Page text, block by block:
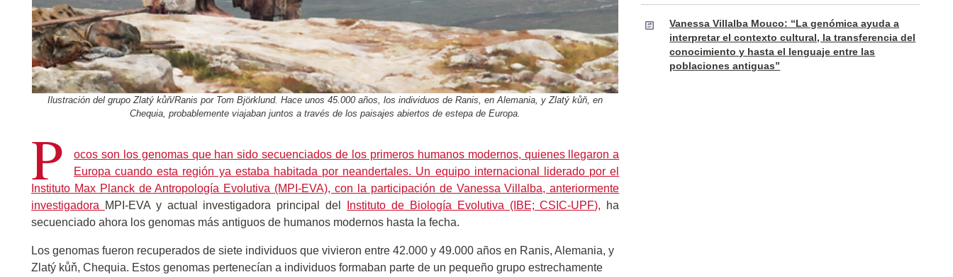
Ilustración del grupo Zlatý kůň/Ranis por Tom Björklund. Hace unos 45.000 años, los individuos de Ranis, en Alemania, y Zlatý kůň, en
Chequia, probablemente viajaban juntos a través de los paisajes abiertos de estepa de Europa.
P
ocos son los genomas que han sido secuenciados de los primeros humanos modernos, quienes llegaron a
Europa cuando esta región ya estaba habitada por neandertales. Un equipo internacional liderado por el
Instituto Max Planck de Antropología Evolutiva (MPI-EVA), con la participación de Vanessa Villalba, anteriormente
investigadora
MPI-EVA y actual investigadora principal del Instituto de Biología Evolutiva (IBE; CSIC-UPF), ha
secuenciado ahora los genomas más antiguos de humanos modernos hasta la fecha.
Los genomas fueron recuperados de siete individuos que vivieron entre 42.000 y 49.000 años en Ranis, Alemania, y
Zlatý kůň, Chequia. Estos genomas pertenecían a individuos formaban parte de un pequeño grupo estrechamente
Vanessa Villalba Mouco: “La genómica ayuda a
interpretar el contexto cultural, la transferencia del
conocimiento y hasta el lenguaje entre las
poblaciones antiguas”